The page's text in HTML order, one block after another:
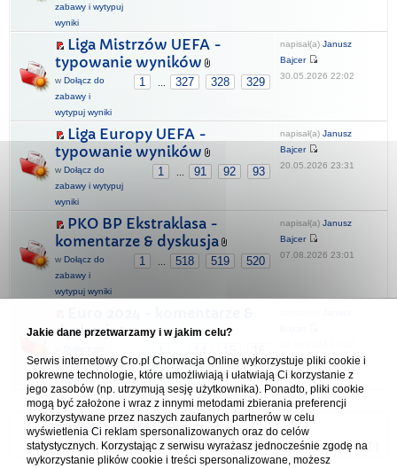
zabawy i wytypuj
wyniki
Liga Mistrzów UEFA -
typowanie wyników
1 327 328 329
w Dołącz do
zabawy i
wytypuj wyniki
napisał(a) Janusz
Bajcer
30.05.2026 22:02
Liga Europy UEFA -
typowanie wyników
1 91 92 93
w Dołącz do
zabawy i wytypuj
wyniki
napisał(a) Janusz
Bajcer
20.05.2026 23:31
PKO BP Ekstraklasa -
komentarze & dyskusja
1 518 519 520
w Dołącz do
zabawy i
wytypuj wyniki
napisał(a) Janusz
Bajcer
07.08.2026 23:01
dyskusja
zabawy i wytypuj
wyniki
Forum Chorwacja Online - Cro.pl
Usuń ciasteczka• Strefa czasowa: UTC + 1 (Polska - czas zimowy) [ DST
Jakie dane przetwarzamy i w jakim celu?
Serwis internetowy Cro.pl Chorwacja Online wykorzystuje pliki cookie i
pokrewne technologie, które umożliwiają i ułatwiają Ci korzystanie z
jego zasobów (np. utrzymują sesję użytkownika). Ponadto, pliki cookie
mogą być założone i wraz z innymi metodami zbierania preferencji
wykorzystywane przez naszych zaufanych partnerów w celu
wyświetlenia Ci reklam spersonalizowanych oraz do celów
statystycznych. Korzystając z serwisu wyrażasz jednocześnie zgodę na
wykorzystanie plików cookie i treści spersonalizowane, możesz